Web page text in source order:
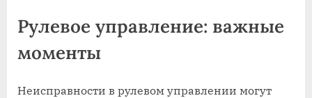
Рулевое управление: важные
моменты
Неисправности в рулевом управлении могут